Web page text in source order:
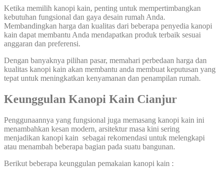
Ketika memilih kanopi kain, penting untuk mempertimbangkan
kebutuhan fungsional dan gaya desain rumah Anda.
Membandingkan harga dan kualitas dari beberapa penyedia kanopi
kain dapat membantu Anda mendapatkan produk terbaik sesuai
anggaran dan preferensi.
Dengan banyaknya pilihan pasar, memahari perbedaan harga dan
kualitas kanopi kain akan membantu anda membuat keputusan yang
tepat untuk meningkatkan kenyamanan dan penampilan rumah.
Keunggulan Kanopi Kain Cianjur
Penggunaannya yang fungsional juga memasang kanopi kain ini
menambahkan kesan modern, arsitektur masa kini sering
menjadikan kanopi kain sebagai rekomendasi untuk melengkapi
atau menambah beberapa bagian pada suatu bangunan.
Berikut beberapa keunggulan pemakaian kanopi kain :